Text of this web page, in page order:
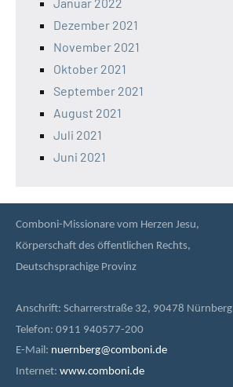
Dezember 2021
November 2021
Oktober 2021
September 2021
August 2021
Juli 2021
Juni 2021
Comboni-Missionare vom Herzen Jesu,
Körperschaft des öffentlichen Rechts,
Deutschsprachige Provinz
Anschrift: Scharrerstraße 32, 90478 Nürnberg
Telefon: 0911 940577-200
E-Mail: nuernberg@comboni.de
Internet: www.comboni.de